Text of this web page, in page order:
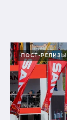
ПОСТ-РЕЛИЗЫ